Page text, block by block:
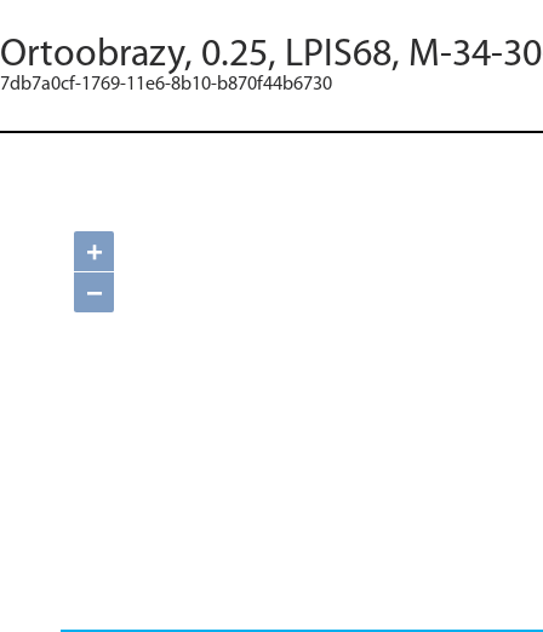
Ortoobrazy, 0.25, LPIS68, M-34-
7db7a0cf-1769-11e6-8b10-b870f44b6730
+
−